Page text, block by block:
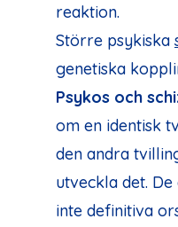
reaktion.
Större psykiska
genetiska
Psykos och
om en identisk
den andra
utveckla det.
inte definitiva